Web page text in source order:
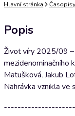
Hlavní stránka Časopisy
Popis
Život víry 2025/09 –
mezidenominačního
Matušková, Jakub
Nahrávka vznikla ve